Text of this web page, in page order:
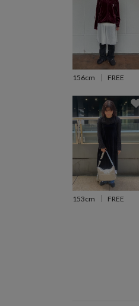
156cm FREE
153cm FREE